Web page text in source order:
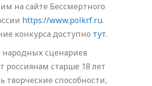
на сайте Бессмертного
https://www.polkrf.ru.
конкурса доступно тут.
народных сценариев
россиянам старше 18 лет
творческие способности,